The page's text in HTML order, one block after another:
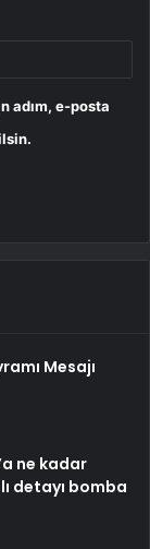
adım, e-posta
Mesajı
ne kadar
detayı bomba